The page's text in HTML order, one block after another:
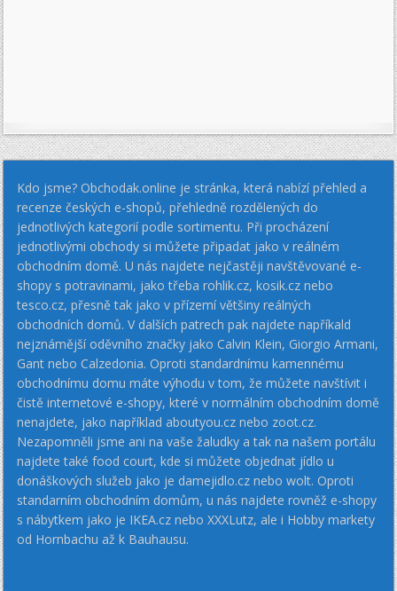
Kdo jsme? Obchodak.online je stránka, která nabízí přehled a
recenze českých e-shopů, přehledně rozdělených do
jednotlivých kategorií podle sortimentu. Při procházení
jednotlivými obchody si můžete připadat jako v reálném
obchodním domě. U nás najdete nejčastěji navštěvované e-
shopy s potravinami, jako třeba rohlik.cz, kosik.cz nebo
tesco.cz, přesně tak jako v přízemí většiny reálných
obchodních domů. V dalších patrech pak najdete napříkald
nejznámější oděvního značky jako Calvin Klein, Giorgio Armani,
Gant nebo Calzedonia. Oproti standardnímu kamennému
obchodnímu domu máte výhodu v tom, že můžete navštívit i
čistě internetové e-shopy, které v normálním obchodním domě
nenajdete, jako například aboutyou.cz nebo zoot.cz.
Nezapomněli jsme ani na vaše žaludky a tak na našem portálu
najdete také food court, kde si můžete objednat jídlo u
donáškových služeb jako je damejidlo.cz nebo wolt. Oproti
standarním obchodním domům, u nás najdete rovněž e-shopy
s nábytkem jako je IKEA.cz nebo XXXLutz, ale i Hobby markety
od Hornbachu až k Bauhausu.